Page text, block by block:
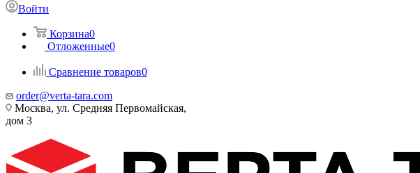
Войти
Корзина0
Отложенные0
Сравнение товаров0
order@verta-tara.com
Москва, ул. Средняя Первомайская,
дом 3